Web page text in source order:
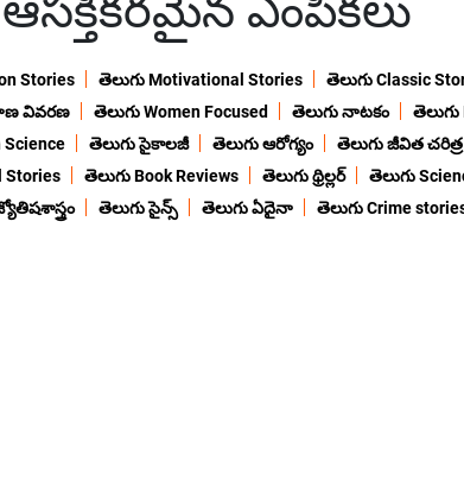
ఎంపికలు
Stories తెలుగు Motivational Stories తెలుగు Classic
వివరణ తెలుగు Women Focused తెలుగు నాటకం తెలుగు
Science తెలుగు సైకాలజీ తెలుగు ఆరోగ్యం తెలుగు జీవిత చరిత్ర
Stories తెలుగు Book Reviews తెలుగు థ్రిల్లర్ తెలుగు
తెలుగు సైన్స్ తెలుగు ఏదైనా తెలుగు Crime